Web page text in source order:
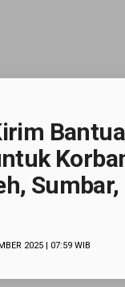
Sumbar,
2025 | 07:59 WIB